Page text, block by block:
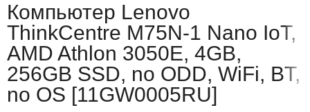
Компьютер Lenovo
ThinkCentre M75N-1 Nano IoT,
AMD Athlon 3050E, 4GB,
256GB SSD, no ODD, WiFi, BT,
no OS [11GW0005RU]
Каталог продукции
Ноутбуки и ультрабуки
Компьютеры
Контакты
Контактная информация